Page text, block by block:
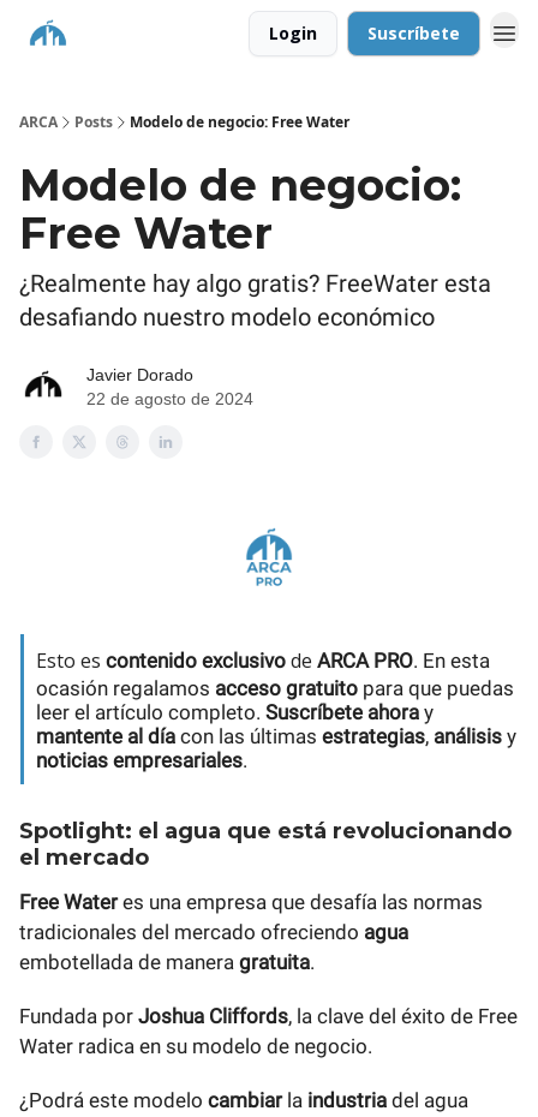
Login Suscríbete
ARCA Posts Modelo de negocio: Free Water
Modelo de negocio:
Free Water
¿Realmente hay algo gratis? FreeWater esta
desafiando nuestro modelo económico
Javier Dorado
22 de agosto de 2024
Esto es contenido exclusivo de ARCA PRO. En esta
ocasión regalamos acceso gratuito para que puedas
leer el artículo completo. Suscríbete ahora y
mantente al día con las últimas estrategias, análisis y
noticias empresariales.
Spotlight: el agua que está revolucionando
el mercado
Free Wateres una empresa que desafía las normas
tradicionales del mercado ofreciendo agua
embotellada de manera gratuita.
Fundada por Joshua Cliffords, la clave del éxito de Free
Water radica en su modelo de negocio.
¿Podrá este modelo cambiarla industria del agua